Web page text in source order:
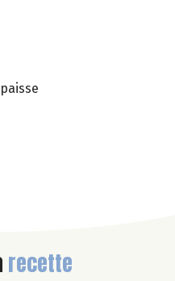
recette